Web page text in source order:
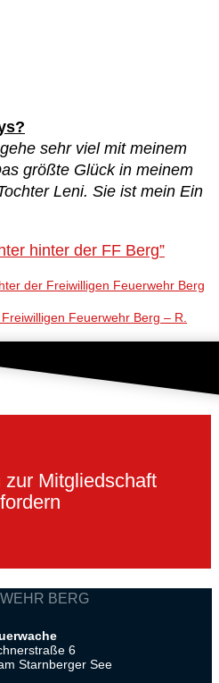
sehr viel mit meinem
größte Glück in meinem
Leni. Sie ist mein Ein
hinter der FF Berg”
der Freiwilligen Feuerwehr Berg
Feuerwehr Berg – R.
zur Mitgliedschaft
BERG
6
Starnberger See